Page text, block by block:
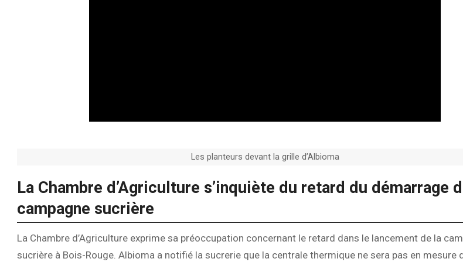
Les planteurs devant la grille d’Albioma
La Chambre d’Agriculture s’inquiète du retard du démarrage
campagne sucrière
La Chambre d’Agriculture exprime sa préoccupation concernant le retard dans le lancement de la
sucrière à Bois-Rouge. Albioma a notifié la sucrerie que la centrale thermique ne sera pas en mesure